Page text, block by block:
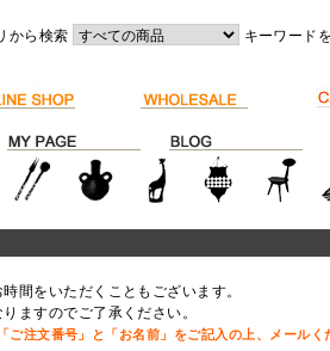
から検索 キーワード
間をいただくこともございます。
ますのでご了承ください。
注文番号」と「お名前」をご記入の上、メール